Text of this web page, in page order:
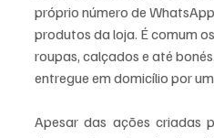
próprio número de
produtos da loja. É comum
roupas, calçados e até
entregue em domicílio por
Apesar das ações criadas